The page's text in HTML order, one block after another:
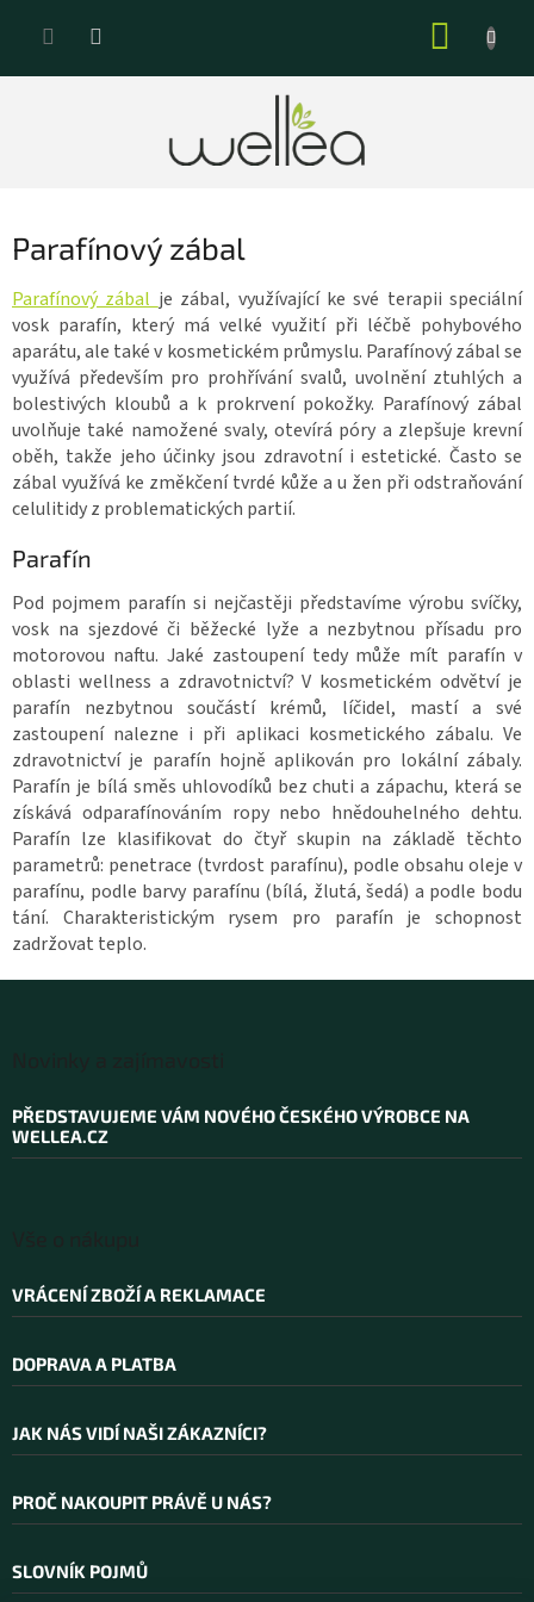
Parafínový zábal
Parafínový zábal je zábal, využívající ke své terapii speciální
vosk parafín, který má velké využití při léčbě pohybového
aparátu, ale také v kosmetickém průmyslu. Parafínový zábal se
využívá především pro prohřívání svalů, uvolnění ztuhlých a
bolestivých kloubů a k prokrvení pokožky. Parafínový zábal
uvolňuje také namožené svaly, otevírá póry a zlepšuje krevní
oběh, takže jeho účinky jsou zdravotní i estetické. Často se
zábal využívá ke změkčení tvrdé kůže a u žen při odstraňování
celulitidy z problematických partií.
Parafín
Pod pojmem parafín si nejčastěji představíme výrobu svíčky,
vosk na sjezdové či běžecké lyže a nezbytnou přísadu pro
motorovou naftu. Jaké zastoupení tedy může mít parafín v
oblasti wellness a zdravotnictví? V kosmetickém odvětví je
parafín nezbytnou součástí krémů, líčidel, mastí a své
zastoupení nalezne i při aplikaci kosmetického zábalu. Ve
zdravotnictví je parafín hojně aplikován pro lokální zábaly.
Parafín je bílá směs uhlovodíků bez chuti a zápachu, která se
získává odparafínováním ropy nebo hnědouhelného dehtu.
Parafín lze klasifikovat do čtyř skupin na základě těchto
parametrů: penetrace (tvrdost parafínu), podle obsahu oleje v
parafínu, podle barvy parafínu (bílá, žlutá, šedá) a podle bodu
tání. Charakteristickým rysem pro parafín je schopnost
zadržovat teplo.
PŘEDSTAVUJEME VÁM NOVÉHO ČESKÉHO VÝROBCE NA
WELLEA.CZ
VRÁCENÍ ZBOŽÍ A REKLAMACE
DOPRAVA A PLATBA
JAK NÁS VIDÍ NAŠI ZÁKAZNÍCI?
PROČ NAKOUPIT PRÁVĚ U NÁS?
SLOVNÍK POJMŮ